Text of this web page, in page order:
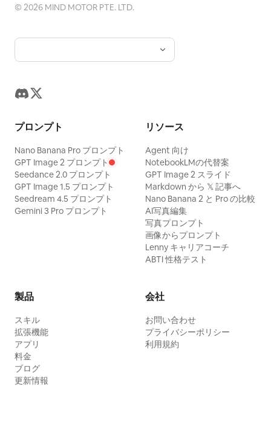
©2026 MIND MOTOR PTE. LTD.
プロンプト
Nano Banana Pro プロンプト
GPT Image 2 プロンプト
Seedance 2.0 プロンプト
GPT Image 1.5 プロンプト
Seedream 4.5 プロンプト
Gemini 3 Pro プロンプト
リソース
Agent 向け
NotebookLMの代替案
GPT Image 2 スライド
Markdown から 𝕏 記事へ
Nano Banana 2 と Pro の比較
AI写真編集
写真プロンプト
画像からプロンプト
Lenny キャリアコーチ
ABTI 性格テスト
製品
スキル
拡張機能
アプリ
料金
ブログ
更新情報
会社
お問い合わせ
プライバシーポリシー
利用規約